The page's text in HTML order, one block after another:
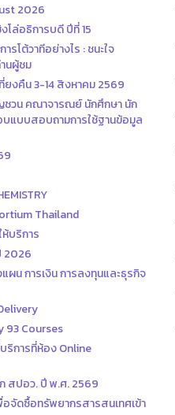
2026
โล่อธิการบดี ปีที่ 15
รโต้วาทีอย่างไร : ชนะใจ
นผู้ชม
ยงคืน 3-14 สิงหาคม 2569
วน คณาจารณย์ นักศึกษา นัก
แบบสอบถามการใช้ฐานข้อมูล
Thailand
บริการ
2026
แผน การเงิน การลงทุนและธุรกิจ
93 Courses
ริการที่ห้อง Online
สปอว. ปี พ.ศ. 2569
จัดซื้อทรัพยากรสารสนเทศเข้า